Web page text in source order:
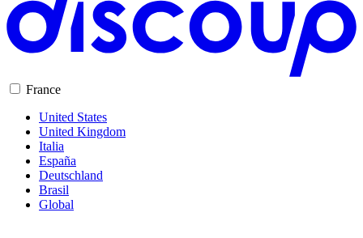
France
United States
United Kingdom
Italia
España
Deutschland
Brasil
Global